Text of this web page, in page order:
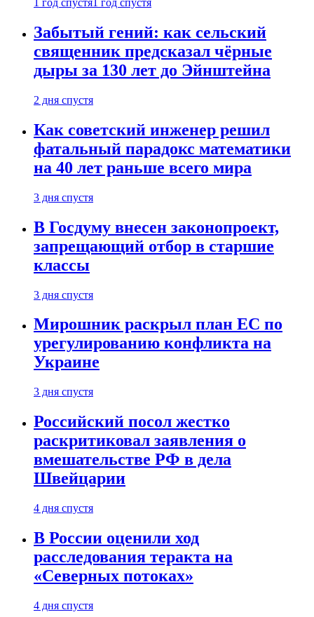
1 год спустя 1 год спустя
Забытый гений: как сельский
священник предсказал чёрные
дыры за 130 лет до Эйнштейна
2 дня спустя
Как советский инженер решил
фатальный парадокс математики
на 40 лет раньше всего мира
3 дня спустя
В Госдуму внесен законопроект,
запрещающий отбор в старшие
классы
3 дня спустя
Мирошник раскрыл план ЕС по
урегулированию конфликта на
Украине
3 дня спустя
Российский посол жестко
раскритиковал заявления о
вмешательстве РФ в дела
Швейцарии
4 дня спустя
В России оценили ход
расследования теракта на
«Северных потоках»
4 дня спустя